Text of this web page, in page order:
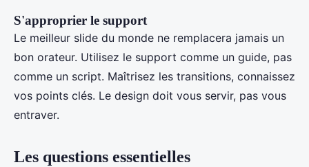
S'approprier le support
Le meilleur slide du monde ne remplacera jamais un
bon orateur. Utilisez le support comme un guide, pas
comme un script. Maîtrisez les transitions, connaissez
vos points clés. Le design doit vous servir, pas vous
entraver.
Les questions essentielles